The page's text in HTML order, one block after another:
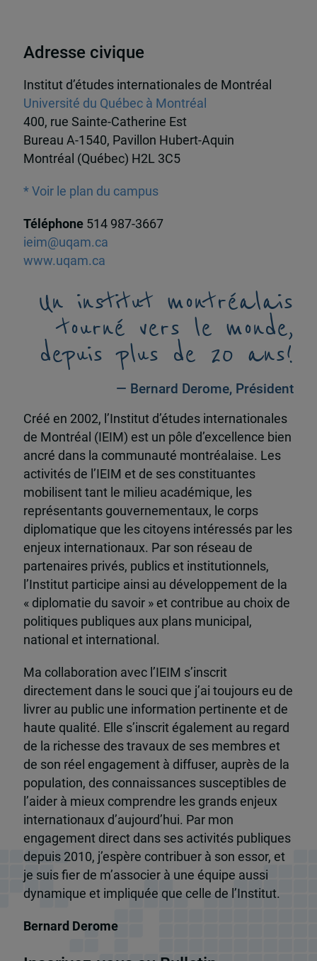
Adresse civique
Institut d’études internationales de Montréal
Université du Québec à Montréal
400, rue Sainte-Catherine Est
Bureau A-1540, Pavillon Hubert-Aquin
Montréal (Québec) H2L 3C5
* Voir le plan du campus
Téléphone 514 987-3667
ieim@uqam.ca
www.uqam.ca
Un institut montréalais
tourné vers le monde,
depuis plus de 20 ans!
— Bernard Derome, Président
Créé en 2002, l’Institut d’études internationales
de Montréal (IEIM) est un pôle d’excellence bien
ancré dans la communauté montréalaise. Les
activités de l’IEIM et de ses constituantes
mobilisent tant le milieu académique, les
représentants gouvernementaux, le corps
diplomatique que les citoyens intéressés par les
enjeux internationaux. Par son réseau de
partenaires privés, publics et institutionnels,
l’Institut participe ainsi au développement de la
« diplomatie du savoir » et contribue au choix de
politiques publiques aux plans municipal,
national et international.
Ma collaboration avec l’IEIM s’inscrit
directement dans le souci que j’ai toujours eu de
livrer au public une information pertinente et de
haute qualité. Elle s’inscrit également au regard
de la richesse des travaux de ses membres et
de son réel engagement à diffuser, auprès de la
population, des connaissances susceptibles de
l’aider à mieux comprendre les grands enjeux
internationaux d’aujourd’hui. Par mon
engagement direct dans ses activités publiques
depuis 2010, j’espère contribuer à son essor, et
je suis fier de m’associer à une équipe aussi
dynamique et impliquée que celle de l’Institut.
Bernard Derome